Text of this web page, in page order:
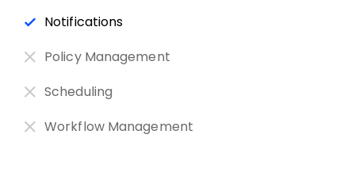
Notifications
Policy Management
Scheduling
Workflow Management